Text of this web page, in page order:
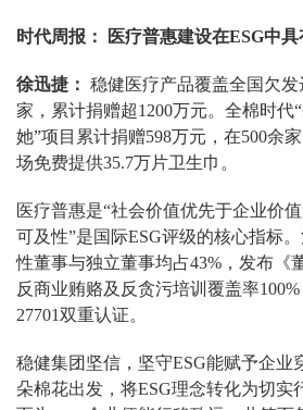
时代周报： 医疗普惠建设在ESG中
徐迅捷： 稳健医疗产品覆盖全国欠
家，累计捐赠超1200万元。全棉时代
她”项目累计捐赠598万元，在500余
场免费提供35.7万片卫生巾。
医疗普惠是“社会价值优先于企业价
可及性”是国际ESG评级的核心指标
性董事与独立董事均占43%，发布《
反商业贿赂及反贪污培训覆盖率100%
27701双重认证。
稳健集团坚信，坚守ESG能赋予企业
朵棉花出发，将ESG理念转化为切实